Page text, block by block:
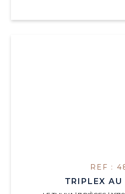
REF :
TRIPLEX AU